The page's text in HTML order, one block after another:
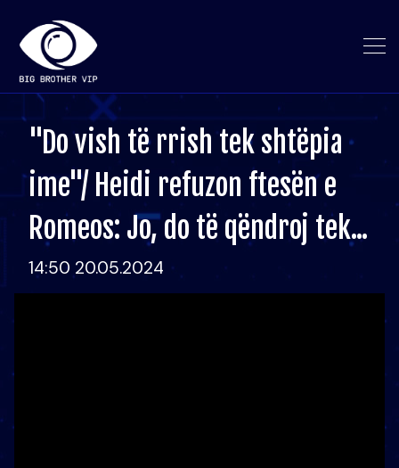
"Do vish të rrish tek shtëpia
ime"/ Heidi refuzon ftesën e
Romeos: Jo, do të qëndroj tek...
14:50 20.05.2024